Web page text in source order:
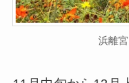
浜離